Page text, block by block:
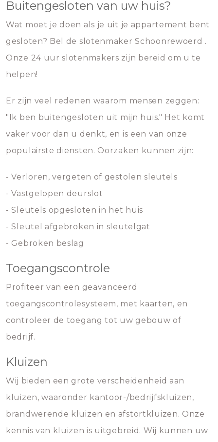
Buitengesloten van uw huis?
Wat moet je doen als je uit je appartement bent
gesloten? Bel de slotenmaker Schoonrewoerd .
Onze 24 uur slotenmakers zijn bereid om u te
helpen!
Er zijn veel redenen waarom mensen zeggen:
"Ik ben buitengesloten uit mijn huis." Het komt
vaker voor dan u denkt, en is een van onze
populairste diensten. Oorzaken kunnen zijn:
- Verloren, vergeten of gestolen sleutels
- Vastgelopen deurslot
- Sleutels opgesloten in het huis
- Sleutel afgebroken in sleutelgat
- Gebroken beslag
Toegangscontrole
Profiteer van een geavanceerd
toegangscontrolesysteem, met kaarten, en
controleer de toegang tot uw gebouw of
bedrijf.
Kluizen
Wij bieden een grote verscheidenheid aan
kluizen, waaronder kantoor-/bedrijfskluizen,
brandwerende kluizen en afstortkluizen. Onze
kennis van kluizen is uitgebreid. Wij kunnen uw